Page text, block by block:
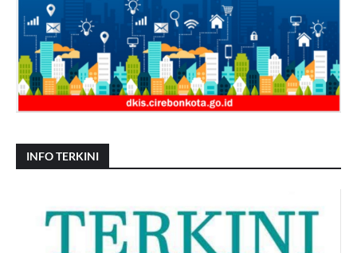
INFO TERKINI